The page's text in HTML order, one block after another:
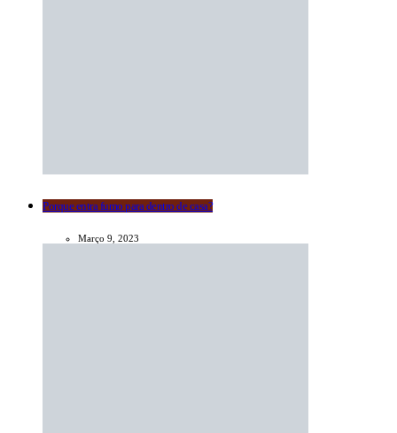
Porque entra fumo para dentro de casa?
Março 9, 2023